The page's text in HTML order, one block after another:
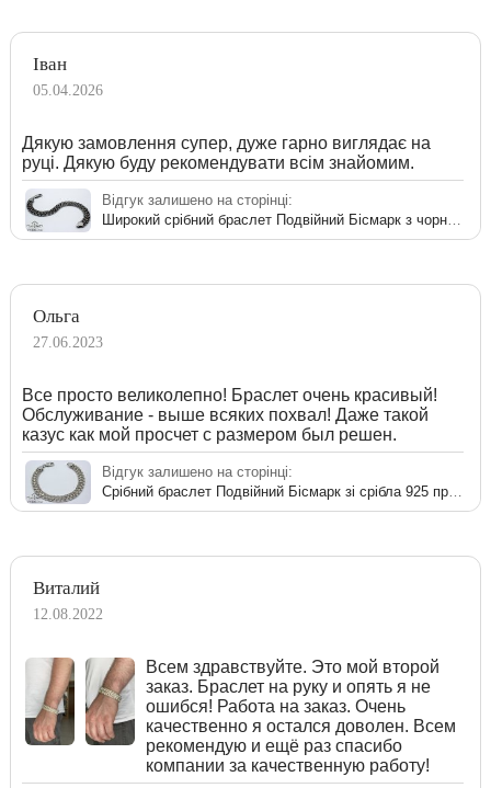
Іван
05.04.2026
Дякую замовлення супер, дуже гарно виглядає на
руці. Дякую буду рекомендувати всім знайомим.
Відгук залишено на сторінці:
Ольга
27.06.2023
Все просто великолепно! Браслет очень красивый!
Обслуживание - выше всяких похвал! Даже такой
казус как мой просчет с размером был решен.
Відгук залишено на сторінці:
Виталий
12.08.2022
Всем здравствуйте. Это мой второй
заказ. Браслет на руку и опять я не
ошибся! Работа на заказ. Очень
качественно я остался доволен. Всем
рекомендую и ещё раз спасибо
компании за качественную работу!